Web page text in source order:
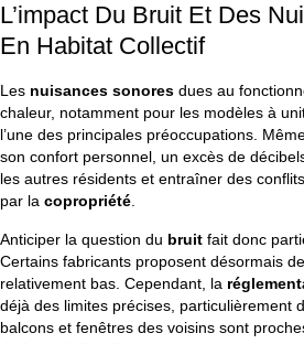
L’impact Du Bruit Et Des
En Habitat Collectif
Les nuisances sonores dues au
chaleur, notamment pour les modèles à
l’une des principales préoccupations.
son confort personnel, un excès de
les autres résidents et entraîner des
par la copropriété
Anticiper la question du bruit fait donc
Certains fabricants proposent désormais
relativement bas. Cependant, la
déjà des limites précises, particulièrement
balcons et fenêtres des voisins sont